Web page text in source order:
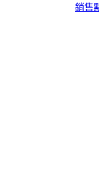
銷售